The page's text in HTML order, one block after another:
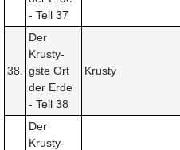
- Teil 37
38.
Der
Krusty-
gste Ort
der Erde
- Teil 38
Krusty
Der
Krusty-